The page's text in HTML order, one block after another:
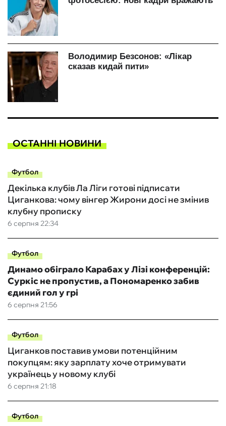
ОСТАННІ НОВИНИ
Футбол
6 серпня 22:34
Декілька клубів Ла Ліги готові підписати
Циганкова: чому вінгер Жирони досі не змінив
клубну прописку
Футбол
6 серпня 21:56
Динамо обіграло Карабах у Лізі конференцій:
Суркіс не пропустив, а Пономаренко забив
єдиний гол у грі
Футбол
6 серпня 21:18
Циганков поставив умови потенційним
покупцям: яку зарплату хоче отримувати
українець у новому клубі
Футбол